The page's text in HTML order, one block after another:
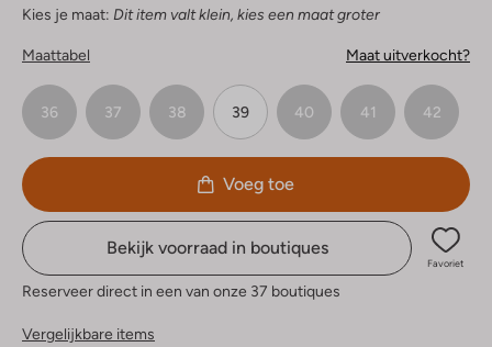
Kies je maat: Dit item valt klein, kies een maat groter
Maattabel Maat uitverkocht?
36 37 38 39 40 41 42
Voeg toe
Bekijk voorraad in boutiques
Favoriet
Reserveer direct in een van onze 37 boutiques
Vergelijkbare items